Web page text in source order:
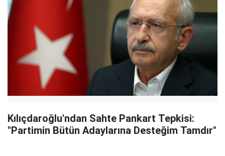
Kılıçdaroğlu'ndan Sahte Pankart Tepkisi:
"Partimin Bütün Adaylarına Desteğim Tamdır"